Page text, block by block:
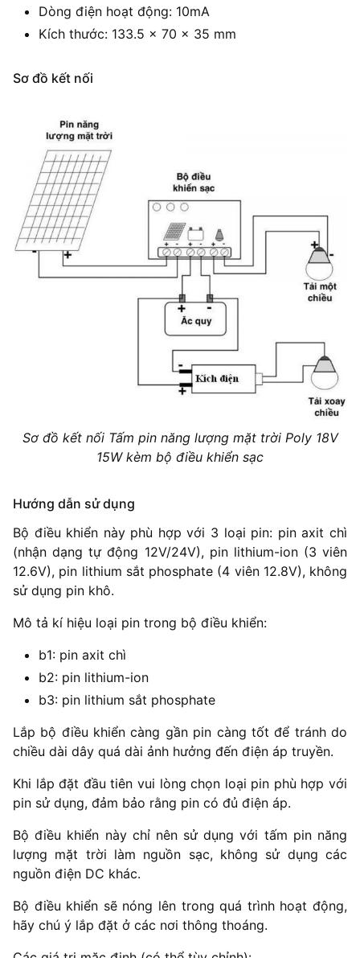
Dòng điện hoạt động: 10mA
Kích thước: 133.5 x 70 x 35 mm
Sơ đồ kết nối
Sơ đồ kết nối Tấm pin năng lượng mặt trời Poly 18V
15W kèm bộ điều khiển sạc
Hướng dẫn sử dụng
Bộ điều khiển này phù hợp với 3 loại pin: pin axit chì
(nhận dạng tự động 12V/24V), pin lithium-ion (3 viên
12.6V), pin lithium sắt phosphate (4 viên 12.8V), không
sử dụng pin khô.
Mô tả kí hiệu loại pin trong bộ điều khiển:
b1: pin axit chì
b2: pin lithium-ion
b3: pin lithium sắt phosphate
Lắp bộ điều khiển càng gần pin càng tốt để tránh do
chiều dài dây quá dài ảnh hưởng đến điện áp truyền.
Khi lắp đặt đầu tiên vui lòng chọn loại pin phù hợp với
pin sử dụng, đảm bảo rằng pin có đủ điện áp.
Bộ điều khiển này chỉ nên sử dụng với tấm pin năng
lượng mặt trời làm nguồn sạc, không sử dụng các
nguồn điện DC khác.
Bộ điều khiển sẽ nóng lên trong quá trình hoạt động,
hãy chú ý lắp đặt ở các nơi thông thoáng.